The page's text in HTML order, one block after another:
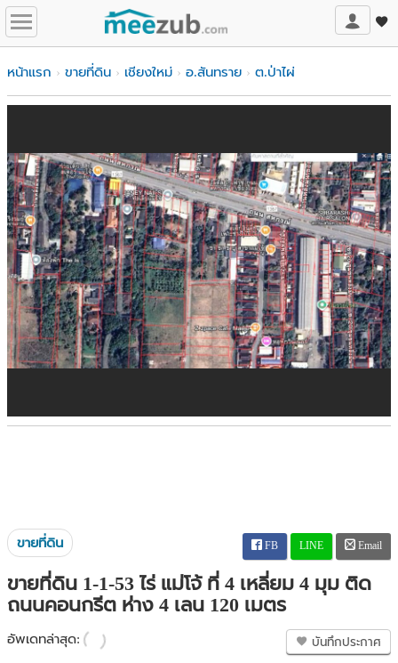
หน้าแรก ขายที่ดิน เชียงใหม่ อ.สันทราย ต.ป่าไผ่
ขายที่ดิน FB LINE Email
ขายที่ดิน 1-1-53 ไร่ แม่โจ้ ที่ 4 เหลี่ยม 4 มุม ติด
ถนนคอนกรีต ห่าง 4 เลน 120 เมตร
อัพเดทล่าสุด: บันทึกประกาศ